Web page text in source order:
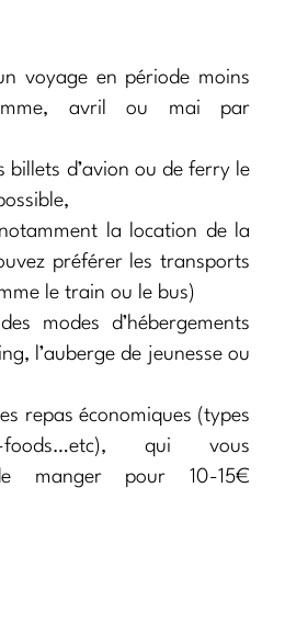
voyage en période moins
avril ou mai par
billets d’avion ou de ferry le
la location de la
préférer les transports
le train ou le bus)
modes d’hébergements
l’auberge de jeunesse ou
repas économiques (types
foods…etc), qui vous
manger pour 10-15€